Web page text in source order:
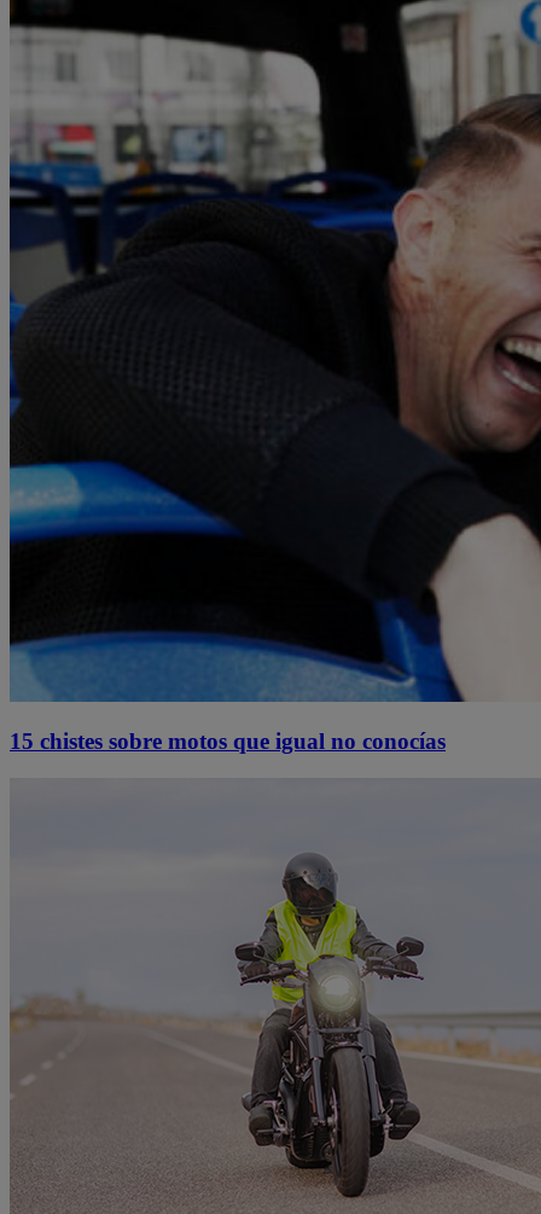
15 chistes sobre motos que igual no conocías